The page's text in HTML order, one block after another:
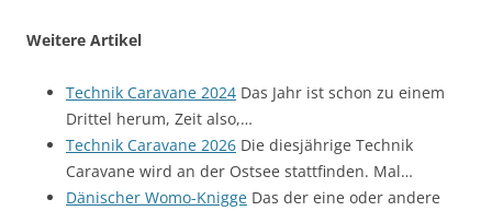
Weitere Artikel
Technik Caravane 2024 Das Jahr ist schon zu einem
Drittel herum, Zeit also,…
Technik Caravane 2026 Die diesjährige Technik
Caravane wird an der Ostsee stattfinden. Mal…
Dänischer Womo-Knigge Das der eine oder andere